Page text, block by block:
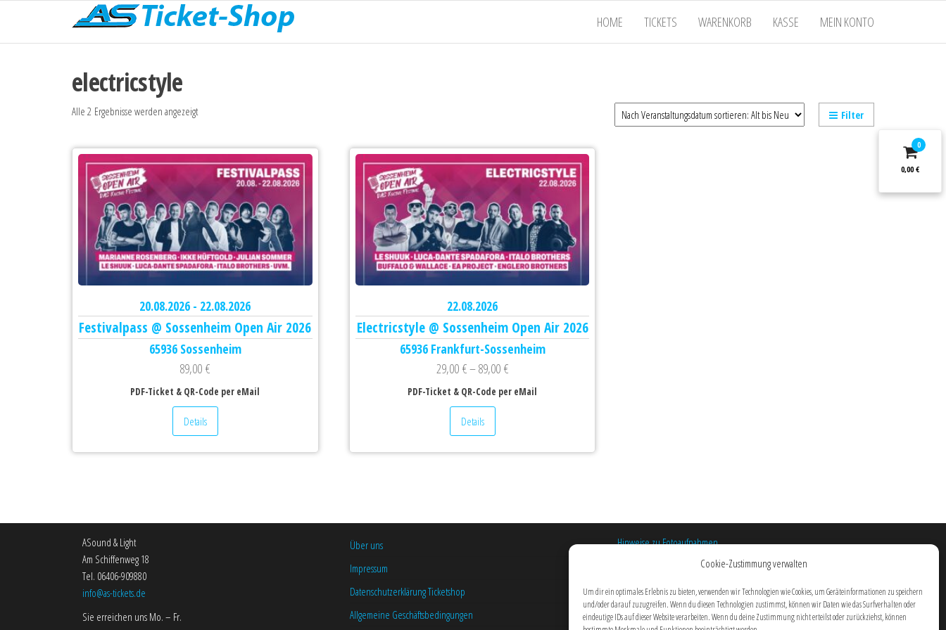
Cookie-Zustimmung verwalten
Um dir ein optimales Erlebnis zu bieten, verwenden wir Technologien wie Cookies, um Geräteinformationen zu speichern
und/oder darauf zuzugreifen. Wenn du diesen Technologien zustimmst, können wir Daten wie das Surfverhalten oder
eindeutige IDs auf dieser Website verarbeiten. Wenn du deine Zustimmung nicht erteilst oder zurückziehst, können
Ticket-
HOME TICKETS WARENKORB KASSE MEIN KONTO
electricstyle
Filter
Alle 2 Ergebnisse werden angezeigt
20.08.2026 - 22.08.2026
Festivalpass @ Sossenheim Open Air 2026
65936 Sossenheim
89,00€
PDF-Ticket & QR-Code per eMail
Details
22.08.2026
Electricstyle @ Sossenheim Open Air 2026
65936 Frankfurt-Sossenheim
29,00 €–89,00 €
PDF-Ticket & QR-Code per eMail
Details
ASound & Light
Am Schiffenweg 18
Tel. 06406-909880
info@as-tickets.de
Sie erreichen uns Mo. – Fr.
Über uns
Impressum
Datenschutzerklärung Ticketshop
Allgemeine Geschäftsbedingungen
Hinweise zu Fotoaufnahmen
0
0,00 €